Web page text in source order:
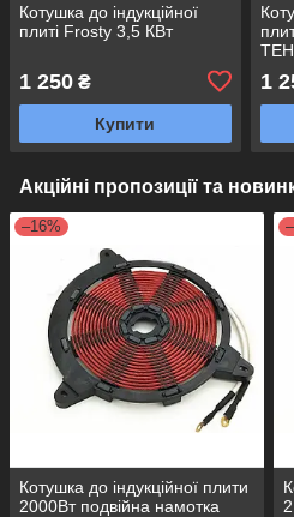
Котушка до індукційної
плиті Frosty 3,5 КВт
1 250 ₴
Купити
1
Акційні пропозиції та
–16%
Котушка до індукційної плити
2000Вт подвійна намотка